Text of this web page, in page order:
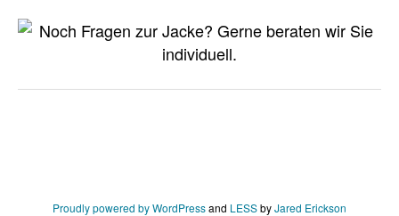
Proudly powered by WordPressand LESSbyJared Erickson